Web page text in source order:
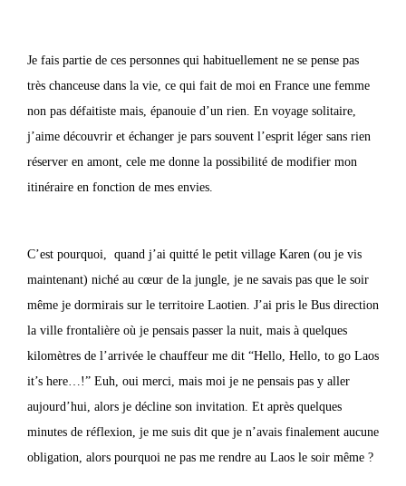
Je fais partie de ces personnes qui habituellement ne se pense pas
très chanceuse dans la vie, ce qui fait de moi en France une femme
non pas défaitiste mais, épanouie d’un rien. En voyage solitaire,
j’aime découvrir et échanger je pars souvent l’esprit léger sans rien
réserver en amont, cele me donne la possibilité de modifier mon
itinéraire en fonction de mes envies.
C’est pourquoi, quand j’ai quitté le petit village Karen (ou je vis
maintenant) niché au cœur de la jungle, je ne savais pas que le soir
même je dormirais sur le territoire Laotien. J’ai pris le Bus direction
la ville frontalière où je pensais passer la nuit, mais à quelques
kilomètres de l’arrivée le chauffeur me dit “Hello, Hello, to go Laos
it’s here…!” Euh, oui merci, mais moi je ne pensais pas y aller
aujourd’hui, alors je décline son invitation. Et après quelques
minutes de réflexion, je me suis dit que je n’avais finalement aucune
obligation, alors pourquoi ne pas me rendre au Laos le soir même ?